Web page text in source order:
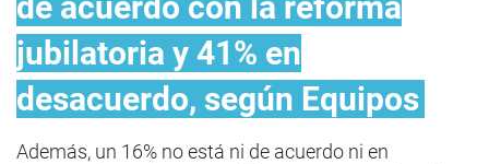
jubilatoria y 41% en
desacuerdo, según Equipos
Además, un 16% no está ni de acuerdo ni en